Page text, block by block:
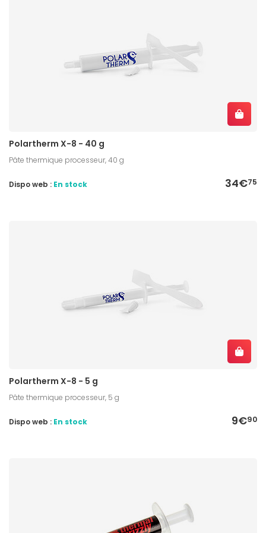
Polartherm X-8 - 40 g
Pâte thermique processeur, 40 g
34€75
Dispo web : En stock
Polartherm X-8 - 5 g
Pâte thermique processeur, 5 g
9€90
Dispo web : En stock